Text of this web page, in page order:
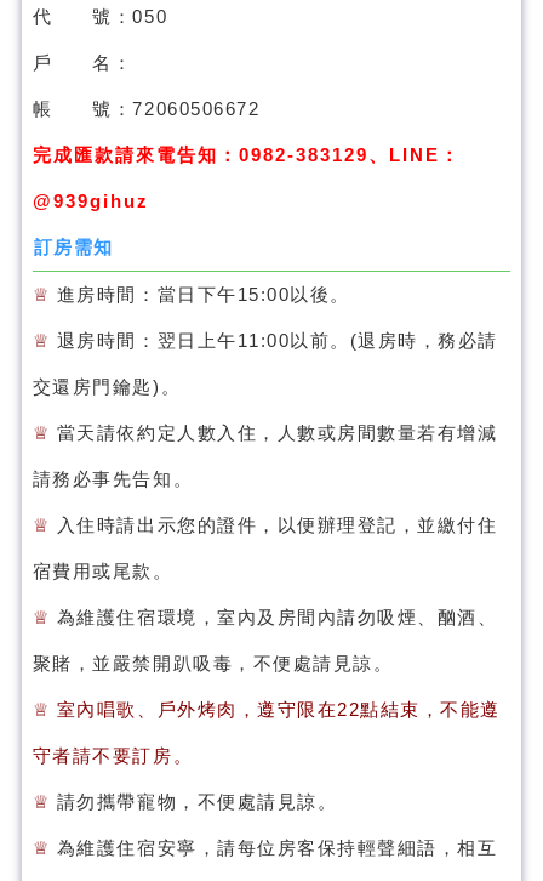
代 號：050
戶 名：
帳 號：72060506672
完成匯款請來電告知：0982-383129、 LINE：
@939gihuz
訂房需知
♕ 進房時間：當日下午15:00以後。
♕ 退房時間：翌日上午11:00以前。(退房時，務必請
交還房門鑰匙)。
♕ 當天請依約定人數入住，人數或房間數量若有增減
請務必事先告知。
♕ 入住時請出示您的證件，以便辦理登記，並繳付住
宿費用或尾款。
♕ 為維護住宿環境，室內及房間內請勿吸煙、酗酒、
聚賭，並嚴禁開趴吸毒，不便處請見諒。
♕ 室內唱歌、戶外烤肉，遵守限在22點結束，不能遵
守者請不要訂房。
♕ 請勿攜帶寵物，不便處請見諒。
♕ 為維護住宿安寧，請每位房客保持輕聲細語，相互